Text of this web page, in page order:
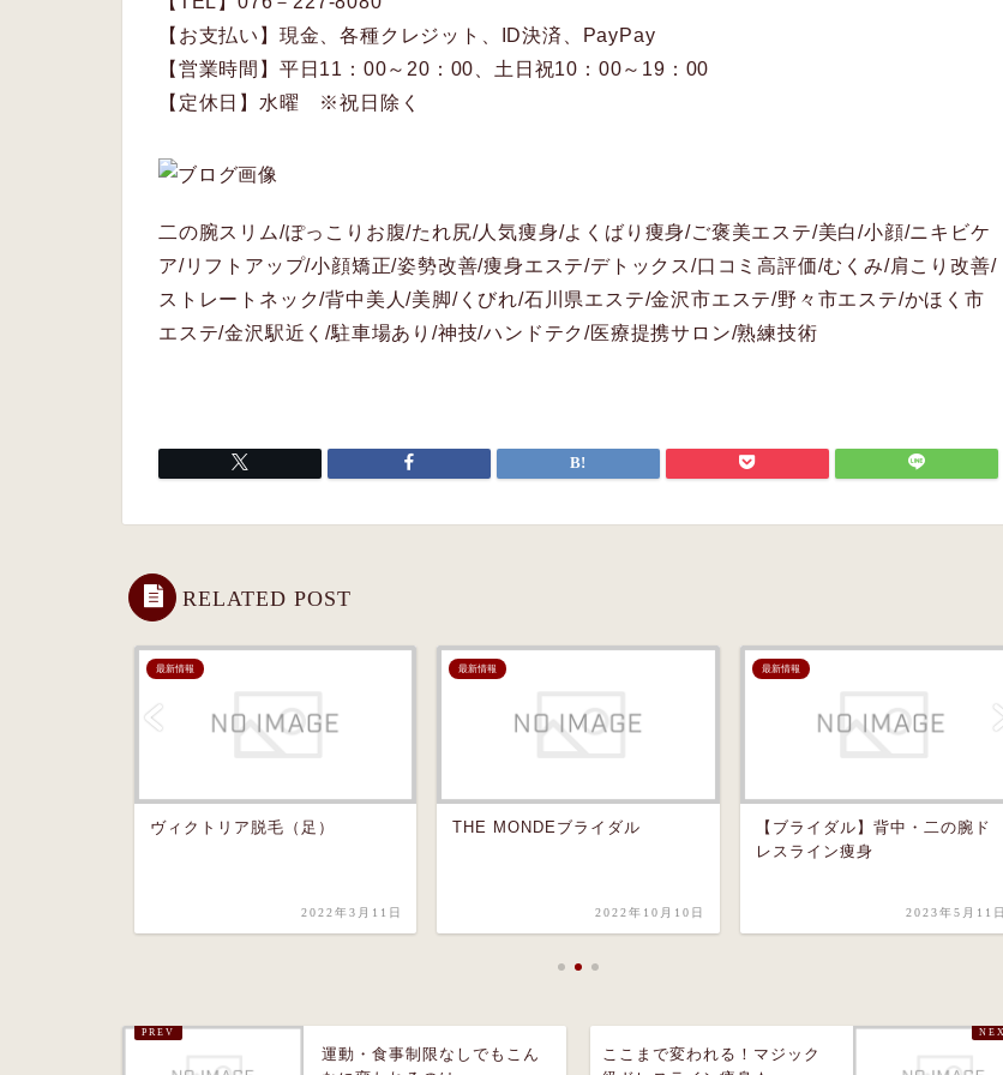
【お支払い】現金、各種クレジット、ID決済、PayPay
【営業時間】平日11：00～20：00、土日祝10：00～19：00
【定休日】水曜 ※祝日除く
二の腕スリム/ぽっこりお腹/たれ尻/人気痩身/よくばり痩身/ご褒美エステ/美白/小顔/ニキビケ
ア/リフトアップ/小顔矯正/姿勢改善/痩身エステ/デトックス/口コミ高評価/むくみ/肩こり改善/
ストレートネック/背中美人/美脚/くびれ/石川県エステ/金沢市エステ/野々市エステ/かほく市
エステ/金沢駅近く/駐車場あり/神技/ハンドテク/医療提携サロン/熟練技術
RELATED POST
最新情報
ヴィクトリア脱毛（足）
2022年3月11日
最新情報
THE MONDEブライダル
2022年10月10日
最新情報
【ブライダル】背中・二の腕ド
レスライン痩身
2023年5月11日
運動・食事制限なしでもこん
ここまで変われる！マジック